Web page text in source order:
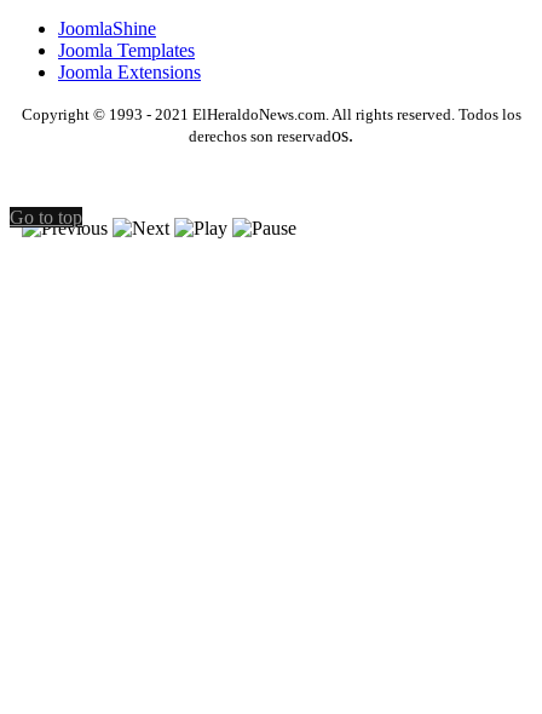
JoomlaShine
Joomla Templates
Joomla Extensions
Copyright © 1993 - 2021 ElHeraldoNews.com. All rights reserved. Todos los
derechos son reservados.
Go to top